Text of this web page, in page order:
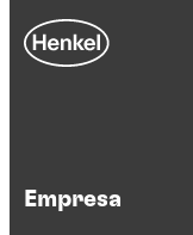
Empresa